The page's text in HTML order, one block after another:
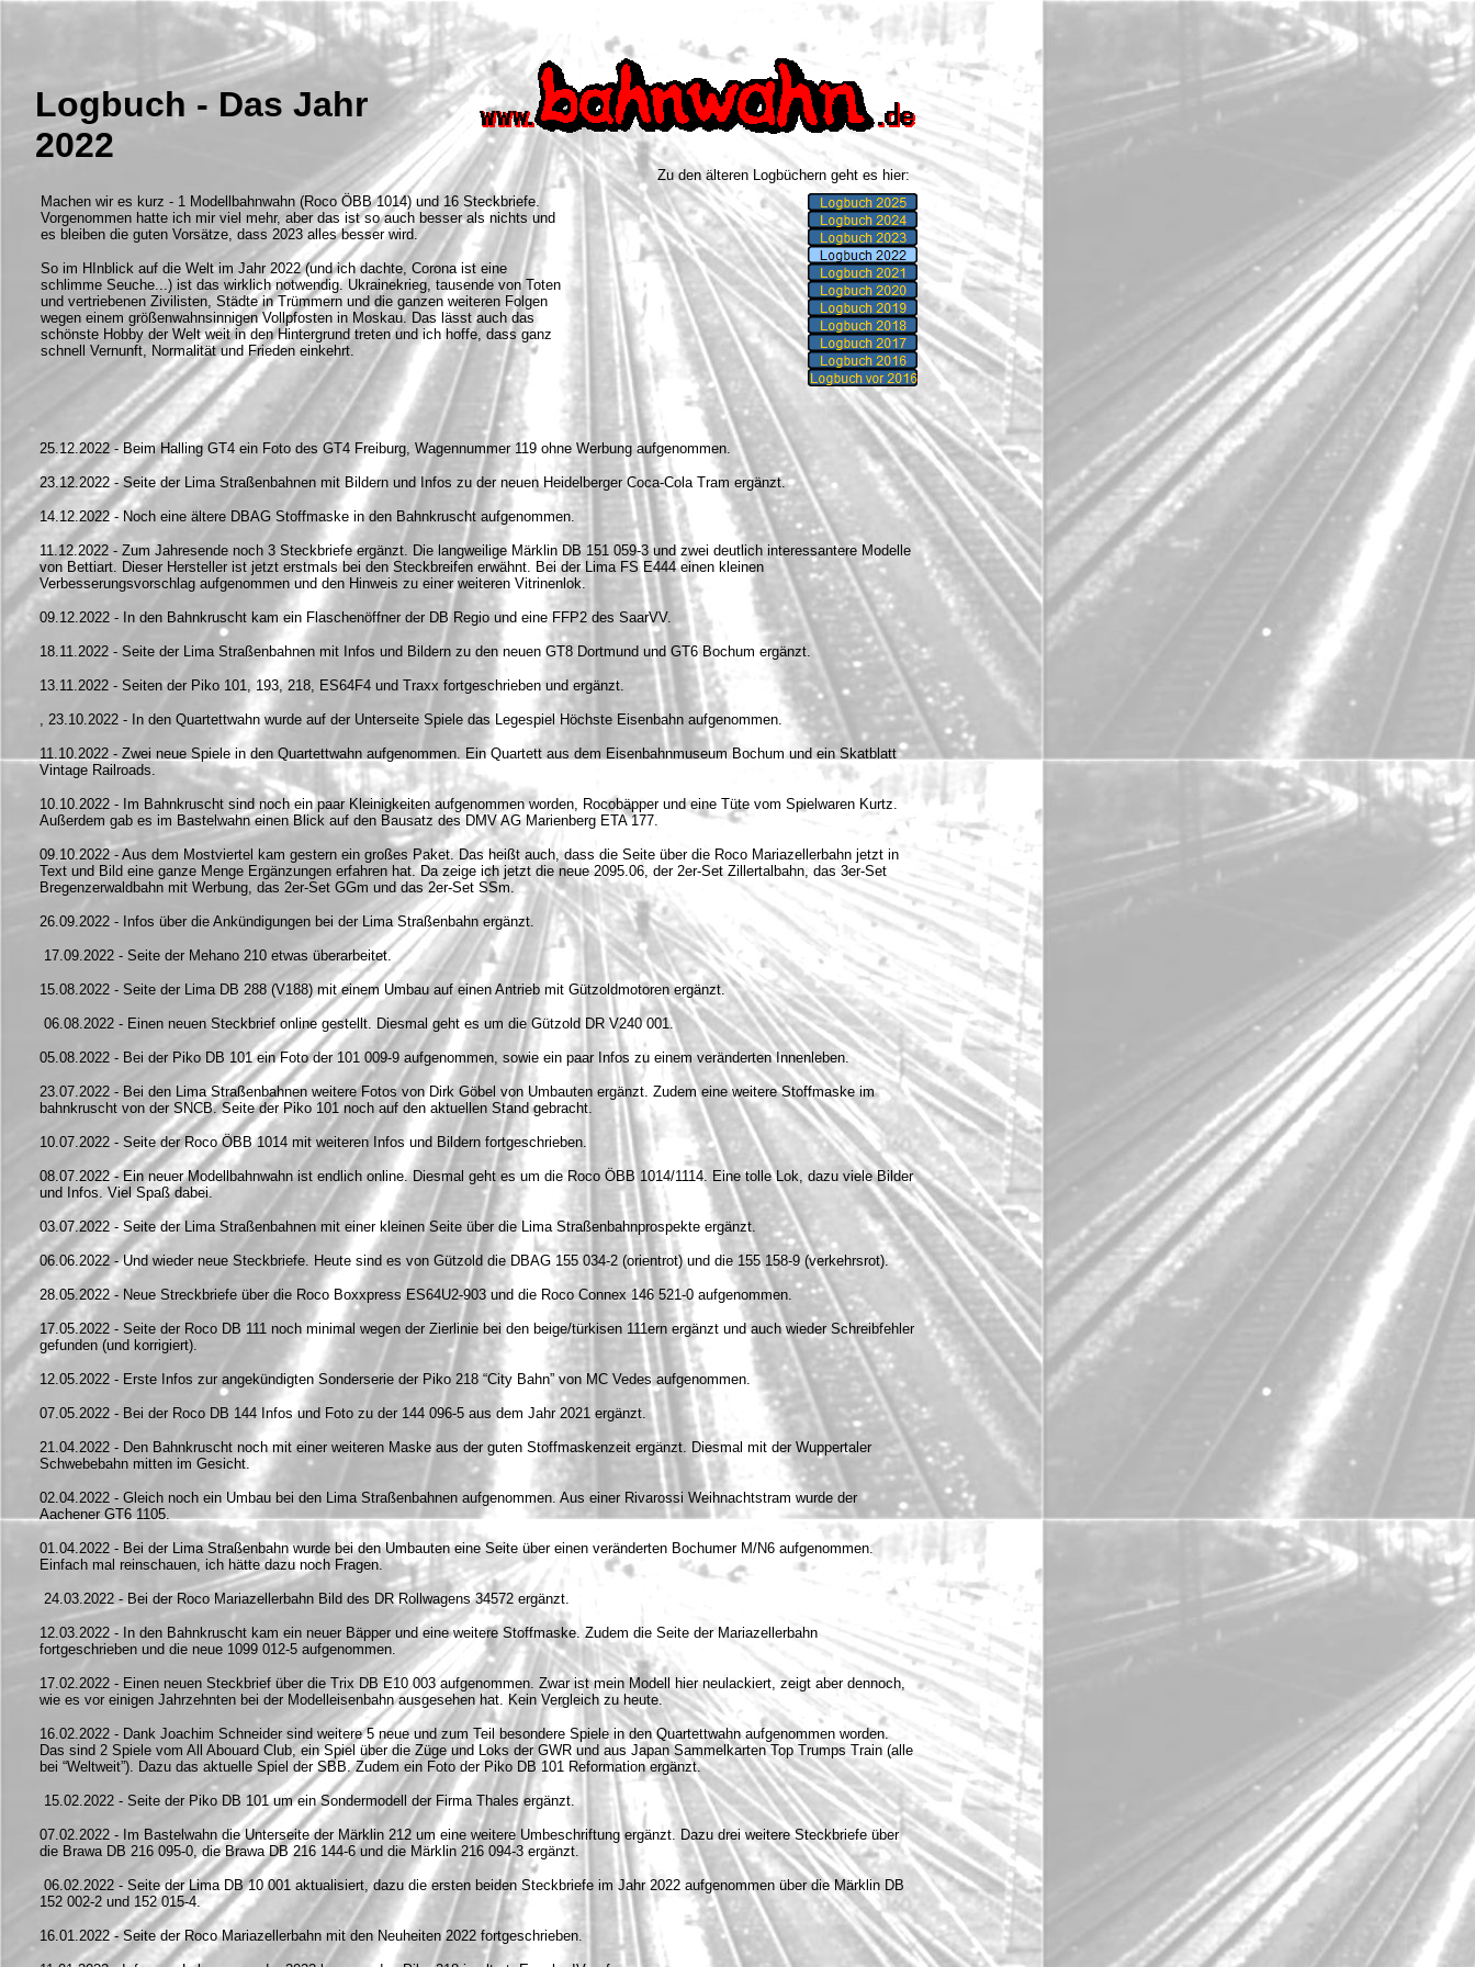
Logbuch - Das Jahr
2022
Zu den älteren Logbüchern geht es hier:
Machen wir es kurz - 1 Modellbahnwahn (Roco ÖBB 1014) und 16 Steckbriefe.
Vorgenommen hatte ich mir viel mehr, aber das ist so auch besser als nichts und
es bleiben die guten Vorsätze, dass 2023 alles besser wird.
So im HInblick auf die Welt im Jahr 2022 (und ich dachte, Corona ist eine
schlimme Seuche...) ist das wirklich notwendig. Ukrainekrieg, tausende von Toten
und vertriebenen Zivilisten, Städte in Trümmern und die ganzen weiteren Folgen
wegen einem größenwahnsinnigen Vollpfosten in Moskau. Das lässt auch das
schönste Hobby der Welt weit in den Hintergrund treten und ich hoffe, dass ganz
schnell Vernunft, Normalität und Frieden einkehrt.
25.12.2022 - Beim Halling GT4 ein Foto des GT4 Freiburg, Wagennummer 119 ohne Werbung aufgenommen.
23.12.2022 - Seite der Lima Straßenbahnen mit Bildern und Infos zu der neuen Heidelberger Coca-Cola Tram ergänzt.
14.12.2022 - Noch eine ältere DBAG Stoffmaske in den Bahnkruscht aufgenommen.
11.12.2022 - Zum Jahresende noch 3 Steckbriefe ergänzt. Die langweilige Märklin DB 151 059-3 und zwei deutlich interessantere Modelle
von Bettiart. Dieser Hersteller ist jetzt erstmals bei den Steckbreifen erwähnt. Bei der Lima FS E444 einen kleinen
Verbesserungsvorschlag aufgenommen und den Hinweis zu einer weiteren Vitrinenlok.
09.12.2022 - In den Bahnkruscht kam ein Flaschenöffner der DB Regio und eine FFP2 des SaarVV.
18.11.2022 - Seite der Lima Straßenbahnen mit Infos und Bildern zu den neuen GT8 Dortmund und GT6 Bochum ergänzt.
13.11.2022 - Seiten der Piko 101, 193, 218, ES64F4 und Traxx fortgeschrieben und ergänzt.
, 23.10.2022 - In den Quartettwahn wurde auf der Unterseite Spiele das Legespiel Höchste Eisenbahn aufgenommen.
11.10.2022 - Zwei neue Spiele in den Quartettwahn aufgenommen. Ein Quartett aus dem Eisenbahnmuseum Bochum und ein Skatblatt
Vintage Railroads.
10.10.2022 - Im Bahnkruscht sind noch ein paar Kleinigkeiten aufgenommen worden, Rocobäpper und eine Tüte vom Spielwaren Kurtz.
Außerdem gab es im Bastelwahn einen Blick auf den Bausatz des DMV AG Marienberg ETA 177.
09.10.2022 - Aus dem Mostviertel kam gestern ein großes Paket. Das heißt auch, dass die Seite über die Roco Mariazellerbahn jetzt in
Text und Bild eine ganze Menge Ergänzungen erfahren hat. Da zeige ich jetzt die neue 2095.06, der 2er-Set Zillertalbahn, das 3er-Set
Bregenzerwaldbahn mit Werbung, das 2er-Set GGm und das 2er-Set SSm.
26.09.2022 - Infos über die Ankündigungen bei der Lima Straßenbahn ergänzt.
17.09.2022 - Seite der Mehano 210 etwas überarbeitet.
15.08.2022 - Seite der Lima DB 288 (V188) mit einem Umbau auf einen Antrieb mit Gützoldmotoren ergänzt.
06.08.2022 - Einen neuen Steckbrief online gestellt. Diesmal geht es um die Gützold DR V240 001.
05.08.2022 - Bei der Piko DB 101 ein Foto der 101 009-9 aufgenommen, sowie ein paar Infos zu einem veränderten Innenleben.
23.07.2022 - Bei den Lima Straßenbahnen weitere Fotos von Dirk Göbel von Umbauten ergänzt. Zudem eine weitere Stoffmaske im
bahnkruscht von der SNCB. Seite der Piko 101 noch auf den aktuellen Stand gebracht.
10.07.2022 - Seite der Roco ÖBB 1014 mit weiteren Infos und Bildern fortgeschrieben.
08.07.2022 - Ein neuer Modellbahnwahn ist endlich online. Diesmal geht es um die Roco ÖBB 1014/1114. Eine tolle Lok, dazu viele Bilder
und Infos. Viel Spaß dabei.
03.07.2022 - Seite der Lima Straßenbahnen mit einer kleinen Seite über die Lima Straßenbahnprospekte ergänzt.
06.06.2022 - Und wieder neue Steckbriefe. Heute sind es von Gützold die DBAG 155 034-2 (orientrot) und die 155 158-9 (verkehrsrot).
28.05.2022 - Neue Streckbriefe über die Roco Boxxpress ES64U2-903 und die Roco Connex 146 521-0 aufgenommen.
17.05.2022 - Seite der Roco DB 111 noch minimal wegen der Zierlinie bei den beige/türkisen 111ern ergänzt und auch wieder Schreibfehler
gefunden (und korrigiert).
12.05.2022 - Erste Infos zur angekündigten Sonderserie der Piko 218 “City Bahn” von MC Vedes aufgenommen.
07.05.2022 - Bei der Roco DB 144 Infos und Foto zu der 144 096-5 aus dem Jahr 2021 ergänzt.
21.04.2022 - Den Bahnkruscht noch mit einer weiteren Maske aus der guten Stoffmaskenzeit ergänzt. Diesmal mit der Wuppertaler
Schwebebahn mitten im Gesicht.
02.04.2022 - Gleich noch ein Umbau bei den Lima Straßenbahnen aufgenommen. Aus einer Rivarossi Weihnachtstram wurde der
Aachener GT6 1105.
01.04.2022 - Bei der Lima Straßenbahn wurde bei den Umbauten eine Seite über einen veränderten Bochumer M/N6 aufgenommen.
Einfach mal reinschauen, ich hätte dazu noch Fragen.
24.03.2022 - Bei der Roco Mariazellerbahn Bild des DR Rollwagens 34572 ergänzt.
12.03.2022 - In den Bahnkruscht kam ein neuer Bäpper und eine weitere Stoffmaske. Zudem die Seite der Mariazellerbahn
fortgeschrieben und die neue 1099 012-5 aufgenommen.
17.02.2022 - Einen neuen Steckbrief über die Trix DB E10 003 aufgenommen. Zwar ist mein Modell hier neulackiert, zeigt aber dennoch,
wie es vor einigen Jahrzehnten bei der Modelleisenbahn ausgesehen hat. Kein Vergleich zu heute.
16.02.2022 - Dank Joachim Schneider sind weitere 5 neue und zum Teil besondere Spiele in den Quartettwahn aufgenommen worden.
Das sind 2 Spiele vom All Abouard Club, ein Spiel über die Züge und Loks der GWR und aus Japan Sammelkarten Top Trumps Train (alle
bei “Weltweit”). Dazu das aktuelle Spiel der SBB. Zudem ein Foto der Piko DB 101 Reformation ergänzt.
15.02.2022 - Seite der Piko DB 101 um ein Sondermodell der Firma Thales ergänzt.
07.02.2022 - Im Bastelwahn die Unterseite der Märklin 212 um eine weitere Umbeschriftung ergänzt. Dazu drei weitere Steckbriefe über
die Brawa DB 216 095-0, die Brawa DB 216 144-6 und die Märklin 216 094-3 ergänzt.
06.02.2022 - Seite der Lima DB 10 001 aktualisiert, dazu die ersten beiden Steckbriefe im Jahr 2022 aufgenommen über die Märklin DB
152 002-2 und 152 015-4.
16.01.2022 - Seite der Roco Mariazellerbahn mit den Neuheiten 2022 fortgeschrieben.